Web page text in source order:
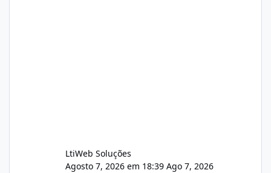
LtiWeb Soluções
Agosto 7, 2026 em 18:39 Ago 7, 2026